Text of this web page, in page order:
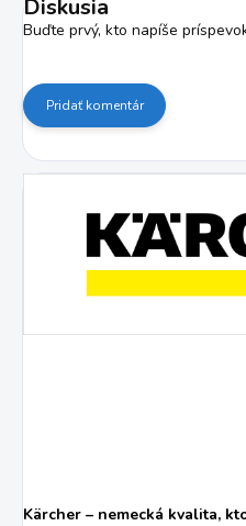
Diskusia
Buďte prvý, kto napíše
Pridať komentár
Kärcher – nemecká kvalita,